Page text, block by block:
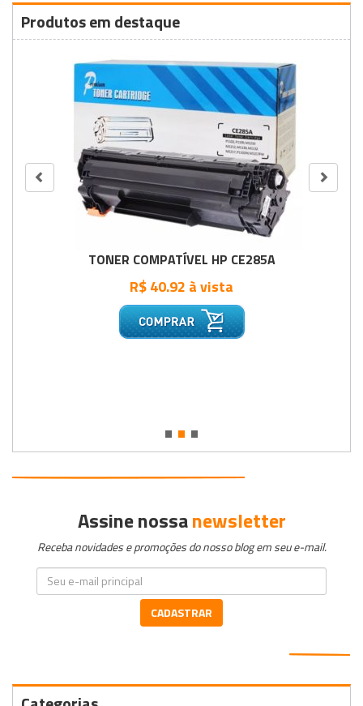
Produtos em destaque
TONER COMPATÍVEL HP CE285A
R$ 40.92 à vista
•••
Assine nossanewsletter
Receba novidades e promoções do nosso blog em seu e-mail.
CADASTRAR